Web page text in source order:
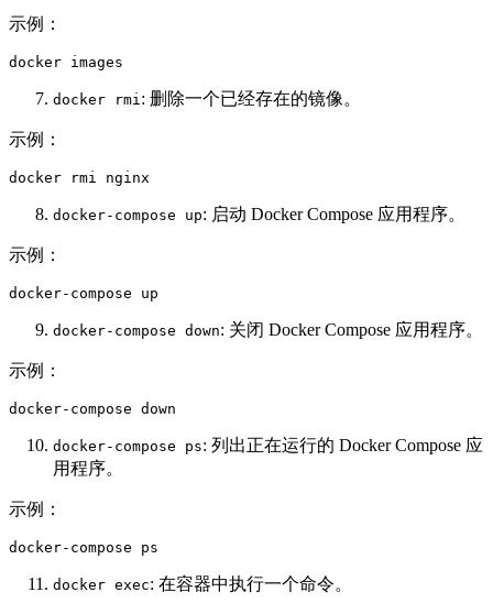
示例：
docker images
docker rmi : 删除一个已经存在的镜像。
示例：
docker rmi nginx
docker-compose up: 启动 Docker Compose 应用程序。
示例：
docker-compose up
docker-compose down: 关闭 Docker Compose 应用程序。
示例：
docker-compose down
docker-compose ps: 列出正在运行的 Docker Compose 应
用程序。
示例：
docker-compose ps
docker exec: 在容器中执行一个命令。